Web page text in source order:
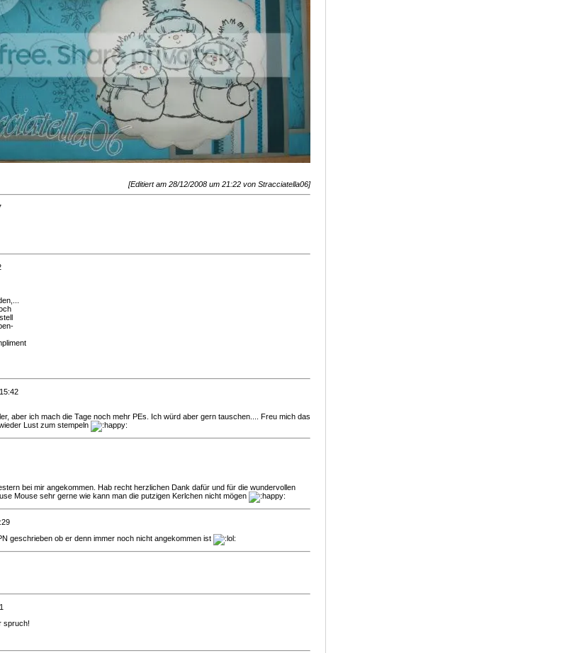
[Editiert am 28/12/2008 um 21:22 von Stracciatella06]
aber ich mach die Tage noch mehr PEs. Ich würd aber gern tauschen.... Freu mich das
Lust zum stempeln
bei mir angekommen. Hab recht herzlichen Dank dafür und für die wundervollen
Mouse sehr gerne wie kann man die putzigen Kerlchen nicht mögen
geschrieben ob er denn immer noch nicht angekommen ist
spruch!